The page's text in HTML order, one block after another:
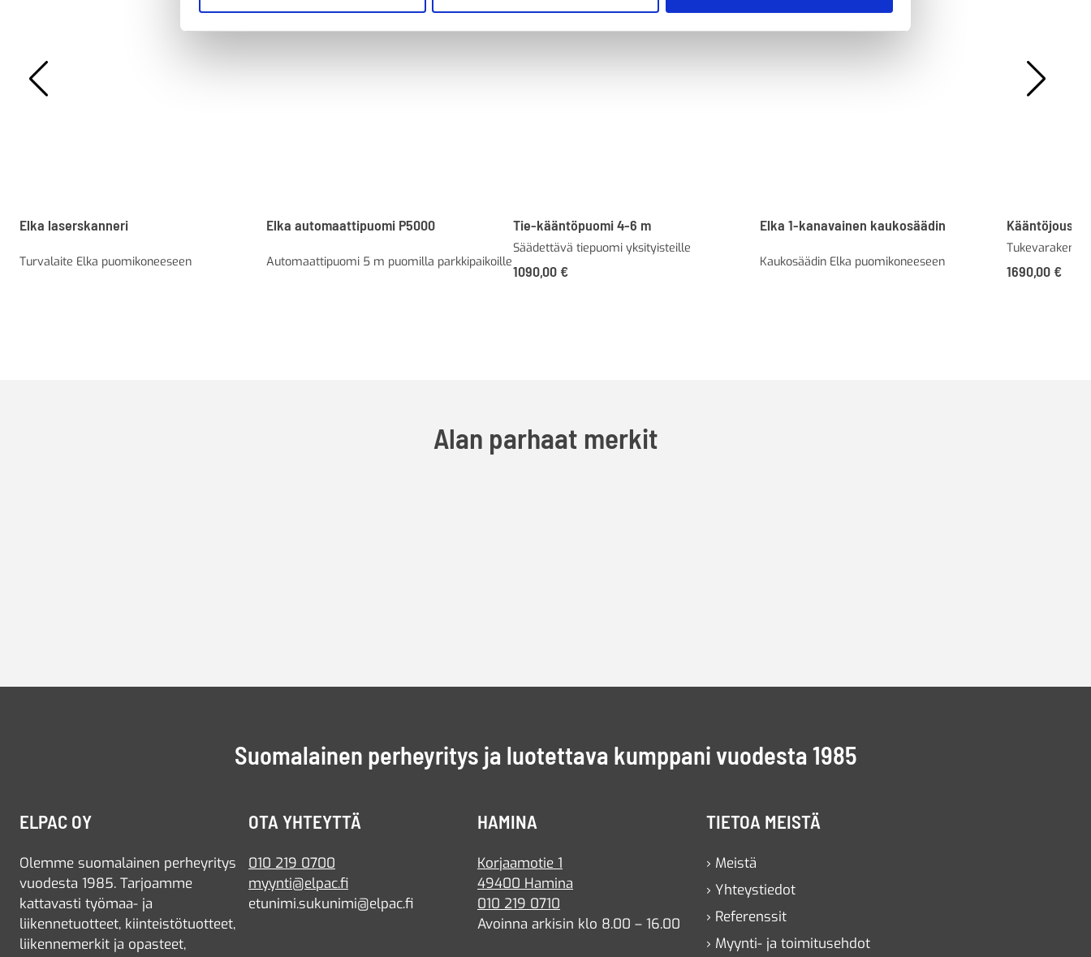
Elka laserskanneri
Turvalaite Elka puomikoneeseen
Elka automaattipuomi P5000
Automaattipuomi 5 m puomilla parkkipaikoille
Tie-kääntöpuomi 4-6 m
Säädettävä tiepuomi yksityisteille
1090,00 €
Elka 1-kanavainen kaukosäädin
Kaukosäädin Elka puomikoneeseen
1690,00 €
Alan parhaat merkit
Suomalainen perheyritys ja luotettava kumppani vuodesta 1985
ELPAC OY
Olemme suomalainen perheyritys
vuodesta 1985. Tarjoamme
kattavasti työmaa- ja
liikennetuotteet, kiinteistötuotteet,
liikennemerkit ja opasteet,
OTA YHTEYTTÄ
010 219 0700
myynti@elpac.fi
etunimi.sukunimi@elpac.fi
HAMINA
Korjaamotie 1
49400 Hamina
010 219 0710
Avoinna arkisin klo 8.00 – 16.00
TIETOA MEISTÄ
› Meistä
› Yhteystiedot
› Referenssit
› Myynti- ja toimitusehdot